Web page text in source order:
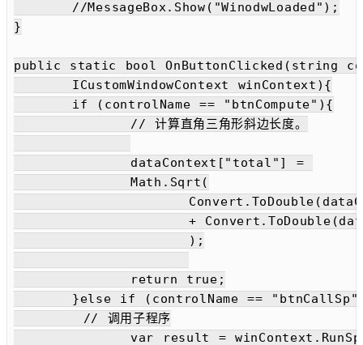
}
public static bool OnButtonClicked(string controlName, object
        // 调用子程序